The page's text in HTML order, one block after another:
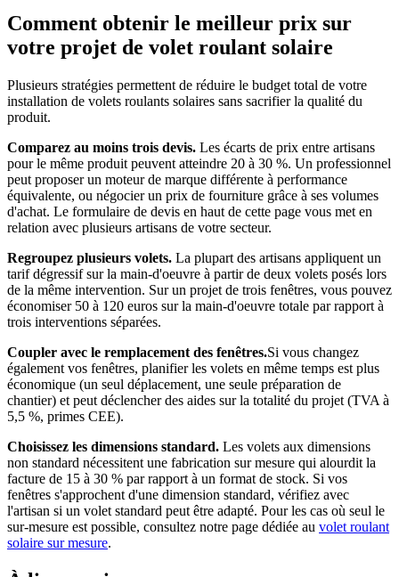
Comment obtenir le meilleur prix sur
votre projet de volet roulant solaire
Plusieurs stratégies permettent de réduire le budget total de votre
installation de volets roulants solaires sans sacrifier la qualité du
produit.
Comparez au moins trois devis. Les écarts de prix entre artisans
pour le même produit peuvent atteindre 20 à 30 %. Un professionnel
peut proposer un moteur de marque différente à performance
équivalente, ou négocier un prix de fourniture grâce à ses volumes
d'achat. Le formulaire de devis en haut de cette page vous met en
relation avec plusieurs artisans de votre secteur.
Regroupez plusieurs volets. La plupart des artisans appliquent un
tarif dégressif sur la main-d'oeuvre à partir de deux volets posés lors
de la même intervention. Sur un projet de trois fenêtres, vous pouvez
économiser 50 à 120 euros sur la main-d'oeuvre totale par rapport à
trois interventions séparées.
Coupler avec le remplacement des fenêtres.Si vous changez
également vos fenêtres, planifier les volets en même temps est plus
économique (un seul déplacement, une seule préparation de
chantier) et peut déclencher des aides sur la totalité du projet (TVA à
5,5 %, primes CEE).
Choisissez les dimensions standard. Les volets aux dimensions
non standard nécessitent une fabrication sur mesure qui alourdit la
facture de 15 à 30 % par rapport à un format de stock. Si vos
fenêtres s'approchent d'une dimension standard, vérifiez avec
l'artisan si un volet standard peut être adapté. Pour les cas où seul le
sur-mesure est possible, consultez notre page dédiée au volet roulant
solaire sur mesure.